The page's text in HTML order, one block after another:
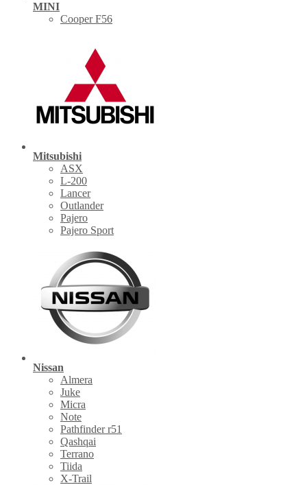
MINI
Cooper F56
Mitsubishi
ASX
L-200
Lancer
Outlander
Pajero
Pajero Sport
Nissan
Almera
Juke
Micra
Note
Pathfinder r51
Qashqai
Terrano
Tiida
X-Trail